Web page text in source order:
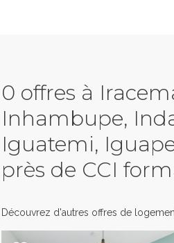
0 offres à
Inhambupe,
Iguatemi,
près de CCI
Découvrez d'autres offres de